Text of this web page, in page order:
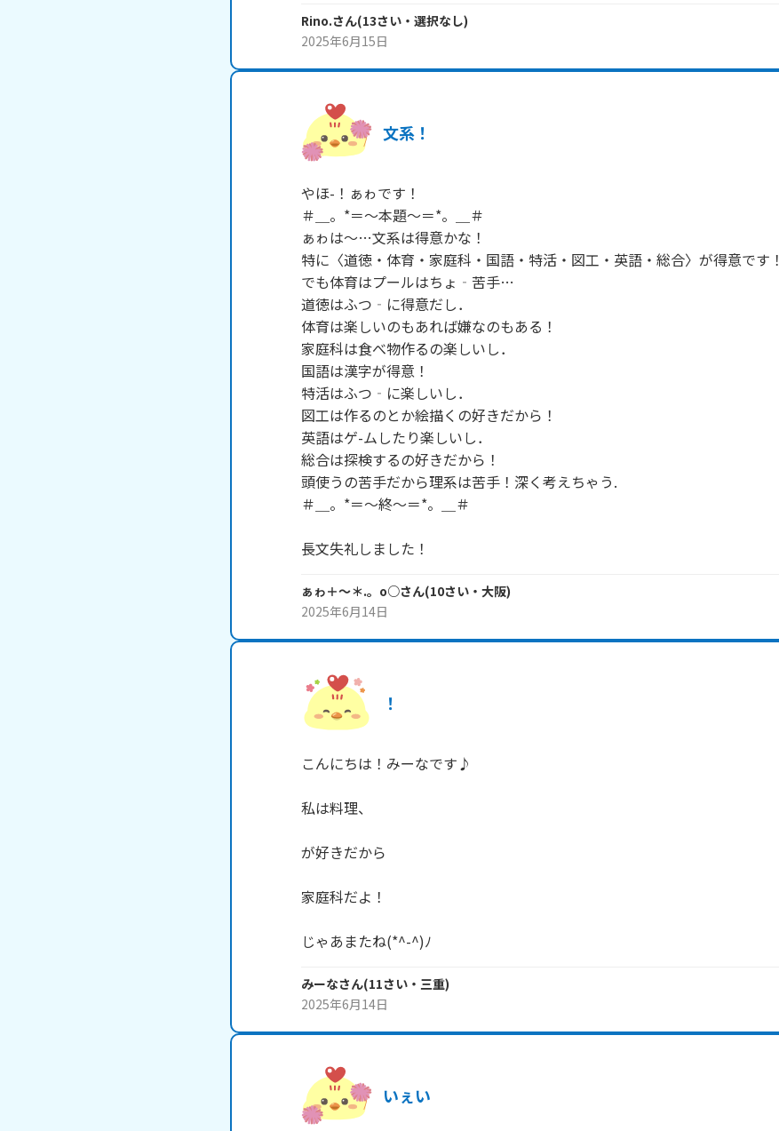
Rino.さん(13さい・ 選択なし)
2025年6月15日
文系！
やほ-！ぁゎです！
＃＿。*＝～本題～＝*。＿＃
ぁゎは～…文系は得意かな！
特に〈道徳・体育・家庭科・国語・特活・図工・英語・総合〉が得意です！
でも体育はプールはちょ‐苦手…
道徳はふつ‐に得意だし．
体育は楽しいのもあれば嫌なのもある！
家庭科は食べ物作るの楽しいし．
国語は漢字が得意！
特活はふつ‐に楽しいし．
図工は作るのとか絵描くの好きだから！
英語はゲ-ムしたり楽しいし．
総合は探検するの好きだから！
頭使うの苦手だから理系は苦手！深く考えちゃう.
＃＿。*＝～終～＝*。＿＃
長文失礼しました！
ぁゎ＋～＊.。o○さん(10さい・ 大阪)
2025年6月14日
！
こんにちは！みーなです♪
私は料理、
が好きだから
家庭科だよ！
じゃあまたね(*^-^)ﾉ
みーなさん(11さい・ 三重)
2025年6月14日
いぇい